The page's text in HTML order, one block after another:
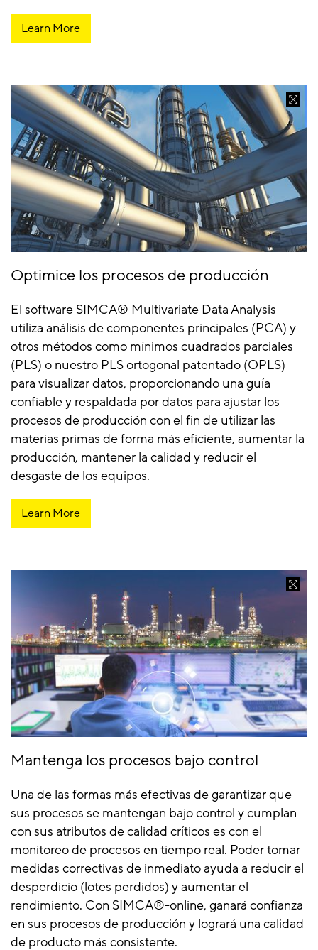
Learn More
Optimice los procesos de producción
El software SIMCA® Multivariate Data Analysis
utiliza análisis de componentes principales (PCA) y
otros métodos como mínimos cuadrados parciales
(PLS) o nuestro PLS ortogonal patentado (OPLS)
para visualizar datos, proporcionando una guía
confiable y respaldada por datos para ajustar los
procesos de producción con el fin de utilizar las
materias primas de forma más eficiente, aumentar la
producción, mantener la calidad y reducir el
desgaste de los equipos.
Learn More
Mantenga los procesos bajo control
Una de las formas más efectivas de garantizar que
sus procesos se mantengan bajo control y cumplan
con sus atributos de calidad críticos es con el
monitoreo de procesos en tiempo real. Poder tomar
medidas correctivas de inmediato ayuda a reducir el
desperdicio (lotes perdidos) y aumentar el
rendimiento. Con SIMCA®-online, ganará confianza
en sus procesos de producción y logrará una calidad
de producto más consistente.